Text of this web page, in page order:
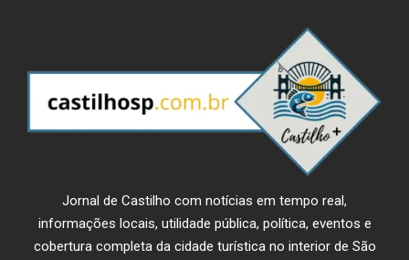
Jornal de Castilho com notícias em tempo real,
informações locais, utilidade pública, política, eventos e
cobertura completa da cidade turística no interior de São